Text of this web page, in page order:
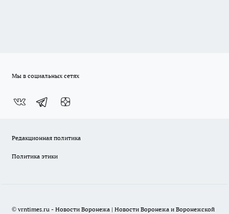
Мы в социальных сетях
Редакционная политика
Политика этики
© vrntimes.ru - Новости Воронежа | Новости Воронежа и Воронежской